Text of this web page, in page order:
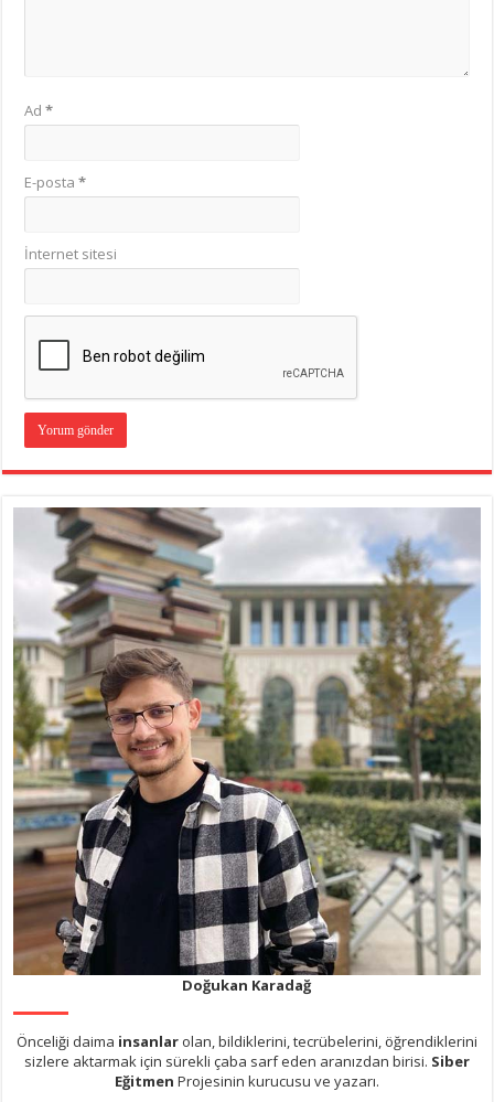
Ad*
E-posta*
İnternet sitesi
Doğukan Karadağ
Önceliği daima insanlarolan, bildiklerini, tecrübelerini, öğrendiklerini
sizlere aktarmak için sürekli çaba sarf eden aranızdan birisi. Siber
Eğitmen Projesinin kurucusu ve yazarı.